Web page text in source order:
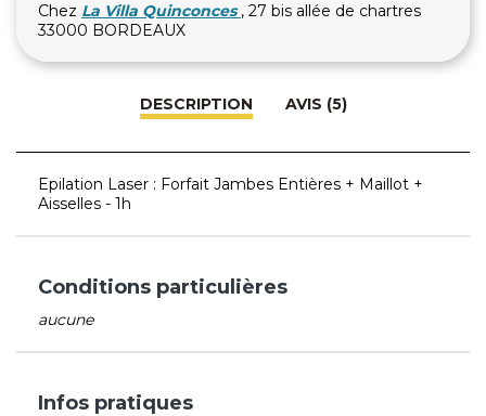
Chez La Villa Quinconces , 27 bis allée de chartres
33000 BORDEAUX
DESCRIPTION AVIS (5)
Epilation Laser : Forfait Jambes Entières + Maillot +
Aisselles - 1h
Conditions particulières
aucune
Infos pratiques